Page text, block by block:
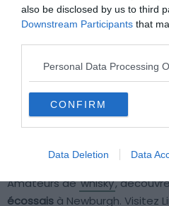
also be disclosed by us to third
Downstream Participants that
Personal Data Processing
CONFIRM
Data Deletion Data
Amateurs dewhisky,
écossais à Newburgh. Visitez